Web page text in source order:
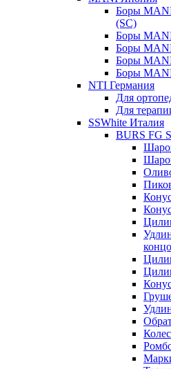
Боры MANI
(SC)
Боры
Боры MANI
Боры
Боры
NTI Германия
Для
Для
SSWhite Италия
BURS FG